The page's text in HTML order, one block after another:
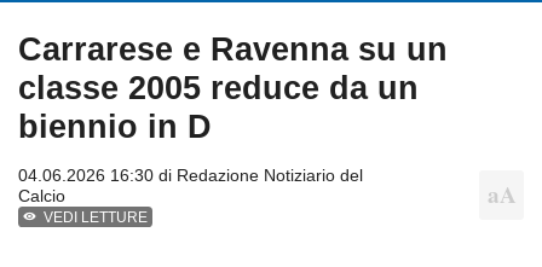
Carrarese e Ravenna su un
classe 2005 reduce da un
biennio in D
04.06.2026 16:30 di Redazione Notiziario del
Calcio
VEDI LETTURE